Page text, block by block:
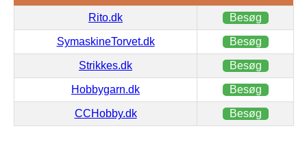
Rito.dk Besøg
SymaskineTorvet.dk Besøg
Strikkes.dk Besøg
Hobbygarn.dk Besøg
CCHobby.dk Besøg